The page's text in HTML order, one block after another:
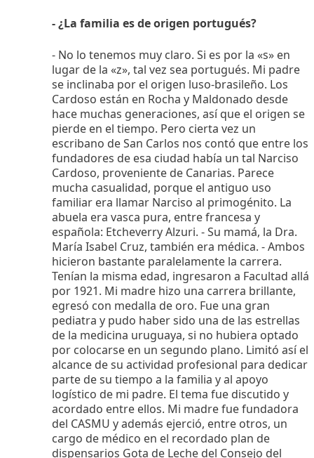
- ¿La familia es de origen portugués?
- No lo tenemos muy claro. Si es por la «s» en
lugar de la «z», tal vez sea portugués. Mi padre
se inclinaba por el origen luso-brasileño. Los
Cardoso están en Rocha y Maldonado desde
hace muchas generaciones, así que el origen se
pierde en el tiempo. Pero cierta vez un
escribano de San Carlos nos contó que entre los
fundadores de esa ciudad había un tal Narciso
Cardoso, proveniente de Canarias. Parece
mucha casualidad, porque el antiguo uso
familiar era llamar Narciso al primogénito. La
abuela era vasca pura, entre francesa y
española: Etcheverry Alzuri. - Su mamá, la Dra.
María Isabel Cruz, también era médica. - Ambos
hicieron bastante paralelamente la carrera.
Tenían la misma edad, ingresaron a Facultad allá
por 1921. Mi madre hizo una carrera brillante,
egresó con medalla de oro. Fue una gran
pediatra y pudo haber sido una de las estrellas
de la medicina uruguaya, si no hubiera optado
por colocarse en un segundo plano. Limitó así el
alcance de su actividad profesional para dedicar
parte de su tiempo a la familia y al apoyo
logístico de mi padre. El tema fue discutido y
acordado entre ellos. Mi madre fue fundadora
del CASMU y además ejerció, entre otros, un
cargo de médico en el recordado plan de
dispensarios Gota de Leche del Consejo del